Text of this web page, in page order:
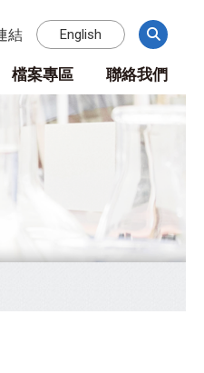
結 English
檔案專區 聯絡我們